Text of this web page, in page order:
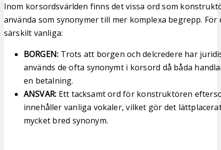
Inom korsordsvärlden finns det vissa ord som
använda som synonymer till mer komplexa begrepp. För
särskilt vanliga:
BORGEN: Trots att borgen och delcredere har
används de ofta synonymt i korsord då båda
en betalning.
ANSVAR: Ett tacksamt ord för konstruktören
innehåller vanliga vokaler, vilket gör det
mycket bred synonym.